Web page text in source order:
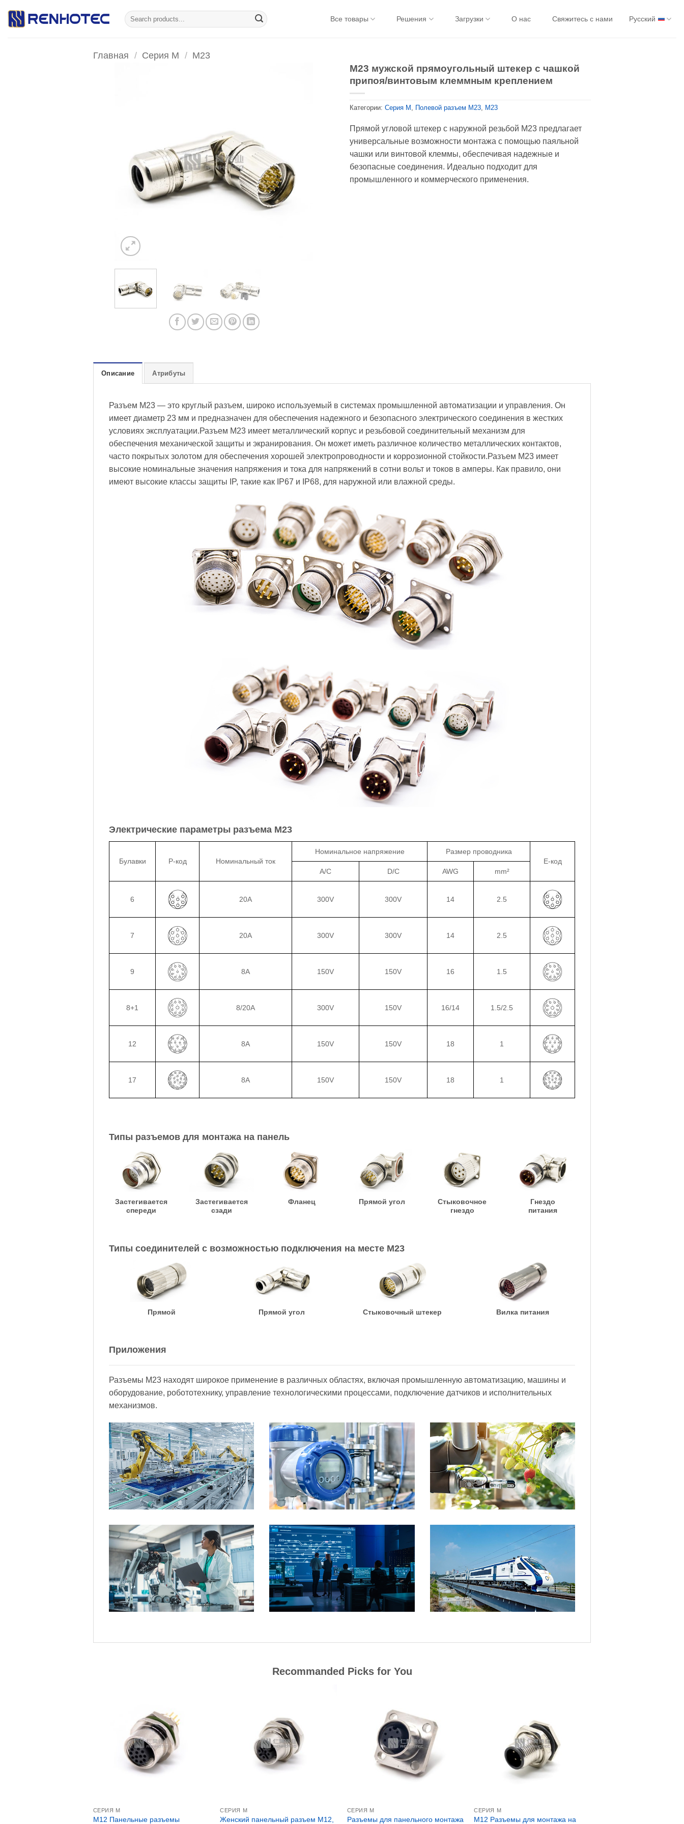
Искать:
Все товары Решения Загрузки О нас Свяжитесь с нами Русский
Главная / Серия М / M23
M23 мужской прямоугольный штекер с чашкой
припоя/винтовым клеммным креплением
Категории: Серия М , Полевой разъем M23, M23
Прямой угловой штекер с наружной резьбой M23 предлагает
универсальные возможности монтажа с помощью паяльной
чашки или винтовой клеммы, обеспечивая надежные и
безопасные соединения. Идеально подходит для
промышленного и коммерческого применения.
Описание Атрибуты
Разъем M23 — это круглый разъем, широко используемый в системах промышленной автоматизации и управления. Он
имеет диаметр 23 мм и предназначен для обеспечения надежного и безопасного электрического соединения в жестких
условиях эксплуатации.Разъем M23 имеет металлический корпус и резьбовой соединительный механизм для
обеспечения механической защиты и экранирования. Он может иметь различное количество металлических контактов,
часто покрытых золотом для обеспечения хорошей электропроводности и коррозионной стойкости.Разъем M23 имеет
высокие номинальные значения напряжения и тока для напряжений в сотни вольт и токов в амперы. Как правило, они
имеют высокие классы защиты IP, такие как IP67 и IP68, для наружной или влажной среды.
Электрические параметры разъема M23
Булавки P-код Номинальный ток
Номинальное напряжение
Размер проводника
E-код
A/C
D/C AWG mm²
6 20A 300V 300V 14 2.5
7 20A 300V 300V 14 2.5
9 8A 150V 150V 16 1.5
8+1 8/20A 300V 150V 16/14 1.5/2.5
12 8A 150V 150V 18 1
17 8A 150V 150V 18 1
Типы разъемов для монтажа на панель
Застегивается
спереди
Застегивается
сзади
Фланец Прямой угол
Стыковочное
гнездо
Гнездо
питания
Типы соединителей с возможностью подключения на месте M23
Прямой Прямой угол Стыковочный штекер Вилка питания
Приложения
Разъемы M23 находят широкое применение в различных областях, включая промышленную автоматизацию, машины и
оборудование, робототехнику, управление технологическими процессами, подключение датчиков и исполнительных
механизмов.
Recommanded Picks for You
СЕРИЯ М
M12 Панельные разъемы
СЕРИЯ М
Женский панельный разъем M12,
СЕРИЯ М
Разъемы для панельного монтажа
СЕРИЯ М
M12 Разъемы для монтажа на